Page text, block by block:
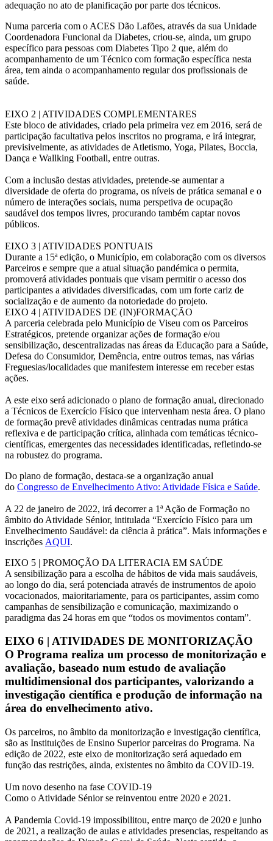
adequação no ato de planificação por parte dos técnicos.
Numa parceria com o ACES Dão Lafões, através da sua Unidade
Coordenadora Funcional da Diabetes, criou-se, ainda, um grupo
específico para pessoas com Diabetes Tipo 2 que, além do
acompanhamento de um Técnico com formação específica nesta
área, tem ainda o acompanhamento regular dos profissionais de
saúde.
EIXO 2 | ATIVIDADES COMPLEMENTARES
Este bloco de atividades, criado pela primeira vez em 2016, será de
participação facultativa pelos inscritos no programa, e irá integrar,
previsivelmente, as atividades de Atletismo, Yoga, Pilates, Boccia,
Dança e Wallking Football, entre outras.
Com a inclusão destas atividades, pretende-se aumentar a
diversidade de oferta do programa, os níveis de prática semanal e o
número de interações sociais, numa perspetiva de ocupação
saudável dos tempos livres, procurando também captar novos
públicos.
EIXO 3 | ATIVIDADES PONTUAIS
Durante a 15ª edição, o Município, em colaboração com os diversos
Parceiros e sempre que a atual situação pandémica o permita,
promoverá atividades pontuais que visam permitir o acesso dos
participantes a atividades diversificadas, com um forte cariz de
socialização e de aumento da notoriedade do projeto.
EIXO 4 | ATIVIDADES DE (IN)FORMAÇÃO
A parceria celebrada pelo Município de Viseu com os Parceiros
Estratégicos, pretende organizar ações de formação e/ou
sensibilização, descentralizadas nas áreas da Educação para a Saúde,
Defesa do Consumidor, Demência, entre outros temas, nas várias
Freguesias/localidades que manifestem interesse em receber estas
ações.
A este eixo será adicionado o plano de formação anual, direcionado
a Técnicos de Exercício Físico que intervenham nesta área. O plano
de formação prevê atividades dinâmicas centradas numa prática
reflexiva e de participação crítica, alinhada com temáticas técnico-
científicas, emergentes das necessidades identificadas, refletindo-se
na robustez do programa.
Do plano de formação, destaca-se a organização anual
do Congresso de Envelhecimento Ativo: Atividade Física e Saúde.
A 22 de janeiro de 2022, irá decorrer a 1ª Ação de Formação no
âmbito do Atividade Sénior, intitulada “Exercício Físico para um
Envelhecimento Saudável: da ciência à prática”. Mais informações e
inscrições AQUI.
EIXO 5 | PROMOÇÃO DA LITERACIA EM SAÚDE
A sensibilização para a escolha de hábitos de vida mais saudáveis,
ao longo do dia, será potenciada através de instrumentos de apoio
vocacionados, maioritariamente, para os participantes, assim como
campanhas de sensibilização e comunicação, maximizando o
paradigma das 24 horas em que “todos os movimentos contam”.
EIXO 6 | ATIVIDADES DE MONITORIZAÇÃO
O Programa realiza um processo de monitorização e
avaliação, baseado num estudo de avaliação
multidimensional dos participantes, valorizando a
investigação científica e produção de informação na
área do envelhecimento ativo.
Os parceiros, no âmbito da monitorização e investigação científica,
são as Instituições de Ensino Superior parceiras do Programa. Na
edição de 2022, este eixo de monitorização será aquedado em
função das restrições, ainda, existentes no âmbito da COVID-19.
Um novo desenho na fase COVID-19
Como o Atividade Sénior se reinventou entre 2020 e 2021.
A Pandemia Covid-19 impossibilitou, entre março de 2020 e junho
de 2021, a realização de aulas e atividades presencias, respeitando as